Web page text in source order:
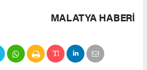
MALATYA HABERİ